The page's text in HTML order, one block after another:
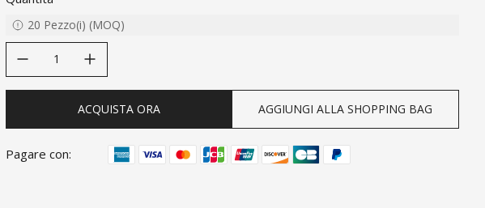
20 Pezzo(i) (MOQ)
ACQUISTA ORA AGGIUNGI ALLA SHOPPING BAG
Pagare con: